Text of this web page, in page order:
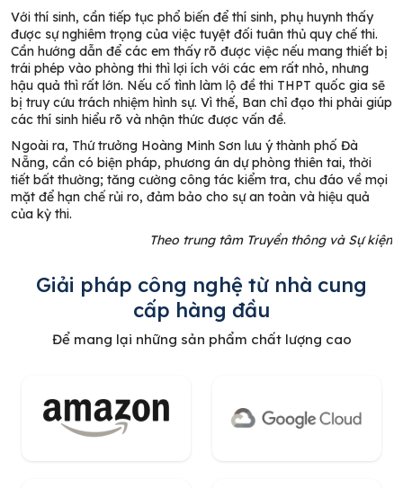
Với thí sinh, cần tiếp tục phổ biến để thí sinh, phụ huynh thấy
được sự nghiêm trọng của việc tuyệt đối tuân thủ quy chế thi.
Cần hướng dẫn để các em thấy rõ được việc nếu mang thiết bị
trái phép vào phòng thi thì lợi ích với các em rất nhỏ, nhưng
hậu quả thì rất lớn. Nếu cố tình làm lộ đề thi THPT quốc gia sẽ
bị truy cứu trách nhiệm hình sự. Vì thế, Ban chỉ đạo thi phải giúp
các thí sinh hiểu rõ và nhận thức được vấn đề.
Ngoài ra, Thứ trưởng Hoàng Minh Sơn lưu ý thành phố Đà
Nẵng, cần có biện pháp, phương án dự phòng thiên tai, thời
tiết bất thường; tăng cường công tác kiểm tra, chu đáo về mọi
mặt để hạn chế rủi ro, đảm bảo cho sự an toàn và hiệu quả
của kỳ thi.
Theo trung tâm Truyền thông và Sự kiện
Giải pháp công nghệ từ nhà cung
cấp hàng đầu
Để mang lại những sản phẩm chất lượng cao